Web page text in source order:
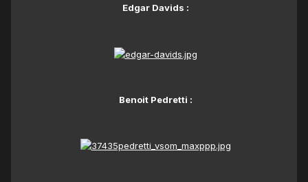
Edgar Davids :
Benoit Pedretti :